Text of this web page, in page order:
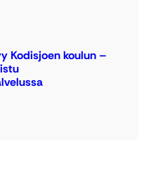
Kodisjoen koulun –